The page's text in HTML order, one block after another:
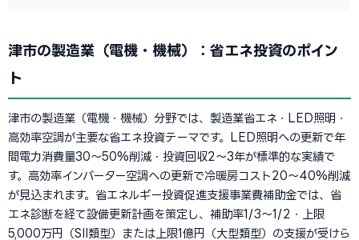
津市の製造業（電機・機械）：省エネ投資のポイン
ト
津市の製造業（電機・機械）分野では、製造業省エネ・LED照明・
高効率空調が主要な省エネ投資テーマです。LED照明への更新で年
間電力消費量30〜50%削減・投資回収2〜3年が標準的な実績で
す。高効率インバーター空調への更新で冷暖房コスト20〜40%削減
が見込まれます。省エネルギー投資促進支援事業費補助金では、省
エネ診断を経て設備更新計画を策定し、補助率1/3〜1/2・上限
5,000万円（SII類型）または上限1億円（大型類型）の支援が受けら